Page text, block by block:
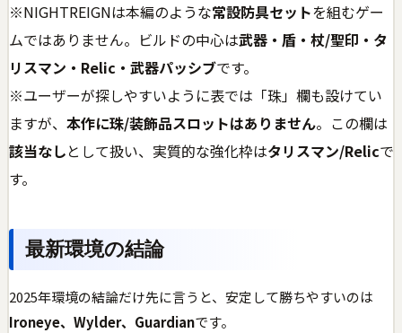
※NIGHTREIGNは本編のような常設防具セットを組むゲー
ムではありません。ビルドの中心は武器・盾・杖/聖印・タ
リスマン・Relic・武器パッシブです。
※ユーザーが探しやすいように表では「珠」欄も設けてい
ますが、 本作に珠/装飾品スロットはありません。この欄は
該当なしとして扱い、実質的な強化枠はタリスマン/Relicで
す。
最新環境の結論
2025年環境の結論だけ先に言うと、安定して勝ちやすいのは
Ironeye、Wylder、Guardianです。